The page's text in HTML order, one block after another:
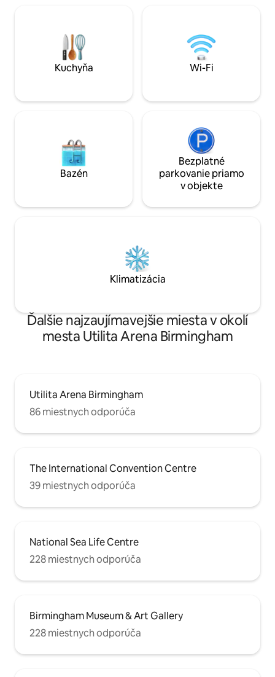
Birminghamu. Ideálne pre rodiny a
súkromné cesty. Hneď pri vstupe
pocítite sviežu a príjemnú atmosféru s
dostatkom priestoru na pohodlie.
vstup. Poznámka: Neoprávneným
večierkom sa
£ plus škody a
Kuchyňa Wi-Fi
Bazén
Bezplatné
parkovanie priamo
v objekte
Klimatizácia
Ďalšie najzaujímavejšie miesta v okolí
mesta Utilita Arena Birmingham
Utilita Arena Birmingham
86 miestnych odporúča
The International Convention Centre
39 miestnych odporúča
National Sea Life Centre
228 miestnych odporúča
Birmingham Museum & Art Gallery
228 miestnych odporúča